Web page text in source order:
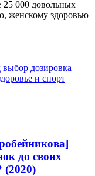
25 000 довольных
женскому здоровью
выбор дозировка
и спорт
до своих
(2020)